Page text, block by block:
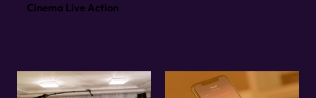
Cinema Live Action